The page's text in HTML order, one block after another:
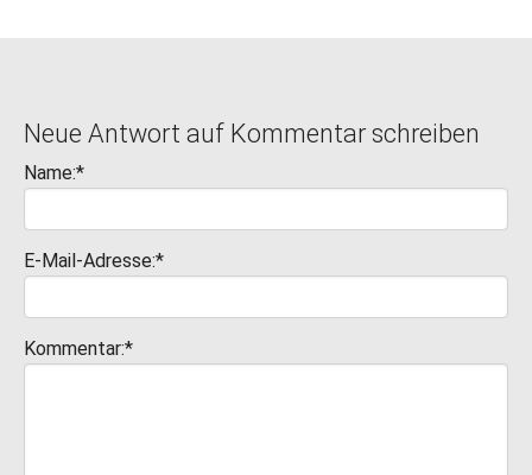
Neue Antwort auf Kommentar schreiben
Name:*
E-Mail-Adresse:*
Kommentar:*